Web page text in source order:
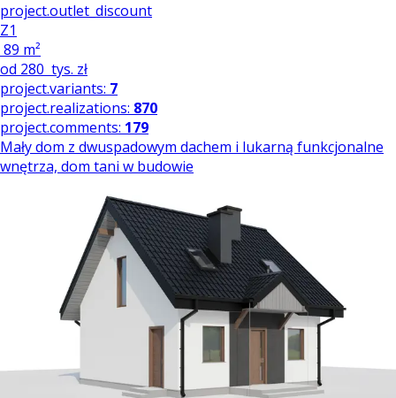
project.outlet_discount
Z1
89 m²
od 280 tys. zł
project.variants: 7
project.realizations: 870
project.comments: 179
Mały dom z dwuspadowym dachem i lukarną funkcjonalne
wnętrza, dom tani w budowie